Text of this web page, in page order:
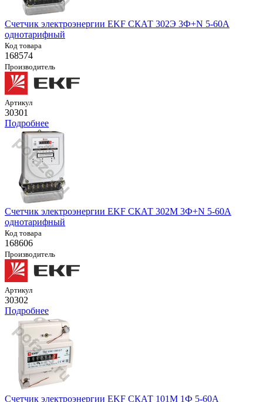
Счетчик электроэнергии EKF СКАТ 302Э 3Ф+N 5-60А
однотарифный
Код товара
168574
Производитель
Артикул
30301
Подробнее
Счетчик электроэнергии EKF СКАТ 302М 3Ф+N 5-60А
однотарифный
Код товара
168606
Производитель
Артикул
30302
Подробнее
Счетчик электроэнергии EKF СКАТ 101М 1Ф 5-60А